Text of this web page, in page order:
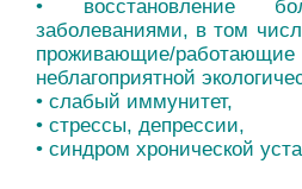
• восстановление
заболеваниями, в том
проживающие/
неблагоприятной
• слабый иммунитет,
• стрессы, депрессии,
• синдром хронической